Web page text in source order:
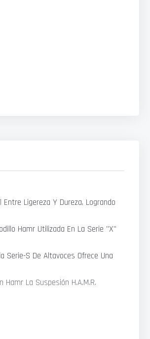
Ligereza Y Dureza, Logrando
Hamr Utilizada En La Serie "X"
Serie-S De Altavoces Ofrece Una
La Suspesión H.A.M.R.